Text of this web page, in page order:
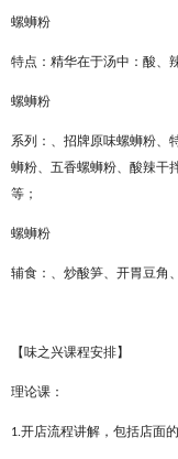
螺蛳粉
特点：精华在于汤中：酸、
螺蛳粉
系列： 招牌原味螺蛳粉
蛳粉
五香螺蛳粉 酸辣干
等；
螺蛳粉
辅食： 炒酸笋 开胃豆角
【味之兴课程安排】
理论课：
1.开店流程讲解，包括店面